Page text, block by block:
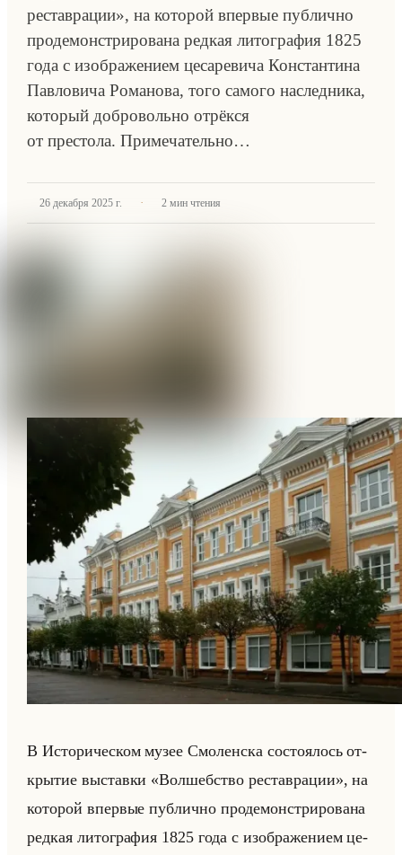
реставрации», на которой впервые публично
продемонстрирована редкая литография 1825
года с изображением цесаревича Константина
Павловича Романова, того самого наследника,
который добровольно отрёкся
от престола. Примечательно…
26 декабря 2025 г. · 2 мин чтения
В Ис­то­ри­че­ском музее Смо­лен­ска со­сто­ялось от­
кры­тие вы­став­ки «Волшебство реставрации», на
ко­то­рой впер­вые пуб­лич­но про­де­мон­стри­ро­ва­на
ред­кая ли­то­гра­фия 1825 года с изоб­ра­же­ни­ем це­